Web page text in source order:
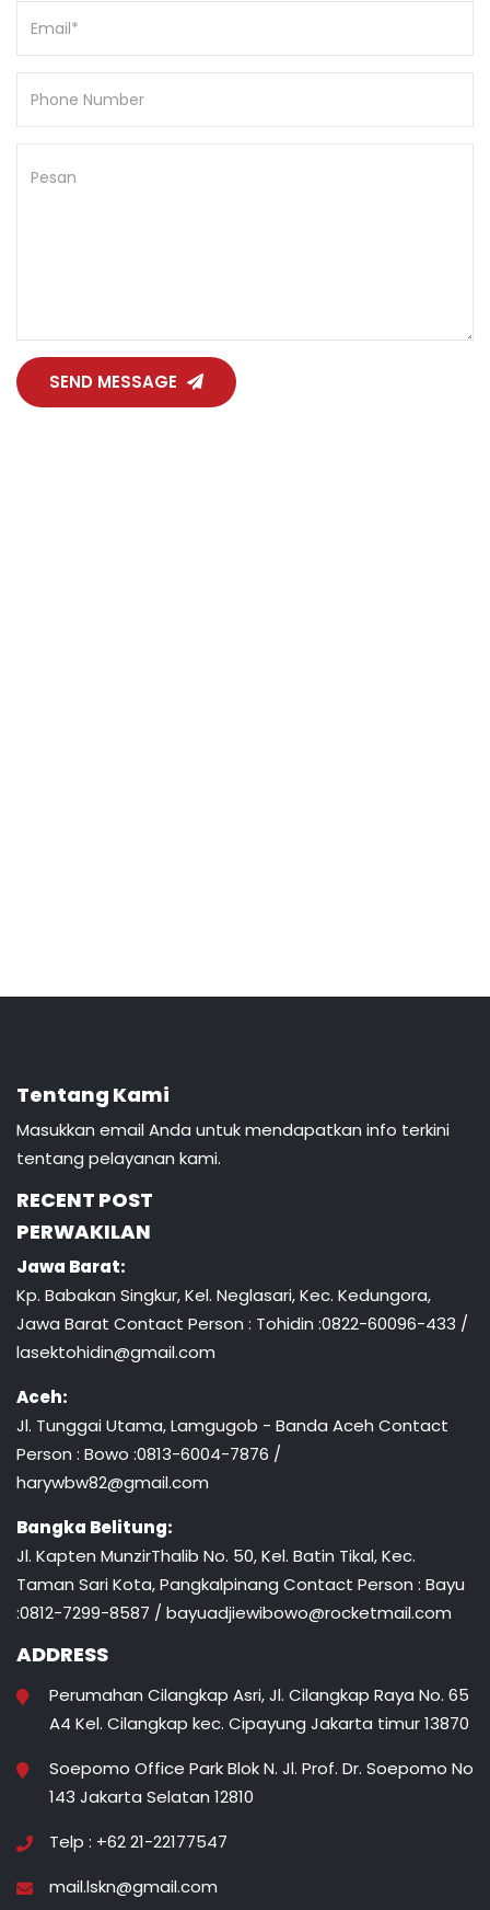
SEND MESSAGE
Tentang Kami
Masukkan email Anda untuk mendapatkan info terkini
tentang pelayanan kami.
RECENT POST
PERWAKILAN
Jawa Barat:
Kp. Babakan Singkur, Kel. Neglasari, Kec. Kedungora,
Jawa Barat Contact Person : Tohidin :0822-60096-433 /
lasektohidin@gmail.com
Aceh:
Jl. Tunggai Utama, Lamgugob - Banda Aceh Contact
Person : Bowo :0813-6004-7876 /
harywbw82@gmail.com
Bangka Belitung:
Jl. Kapten MunzirThalib No. 50, Kel. Batin Tikal, Kec.
Taman Sari Kota, Pangkalpinang Contact Person : Bayu
:0812-7299-8587 / bayuadjiewibowo@rocketmail.com
ADDRESS
Perumahan Cilangkap Asri, Jl. Cilangkap Raya No. 65
A4 Kel. Cilangkap kec. Cipayung Jakarta timur 13870
Soepomo Office Park Blok N. Jl. Prof. Dr. Soepomo No
143 Jakarta Selatan 12810
Telp : +62 21-22177547
mail.lskn@gmail.com